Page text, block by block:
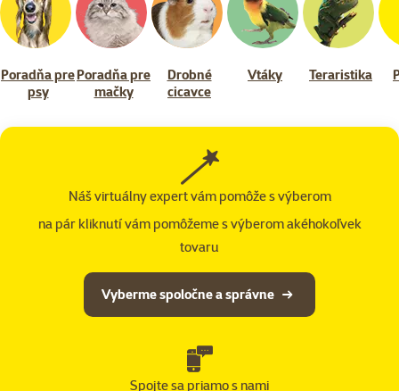
Poradňa pre
psy
Poradňa pre
mačky
Drobné
cicavce
Vtáky Teraristika
Náš virtuálny expert vám pomôže s výberom
na pár kliknutí vám pomôžeme s výberom akéhokoľvek
tovaru
Vyberme spoločne a správne
Spojte sa priamo s nami